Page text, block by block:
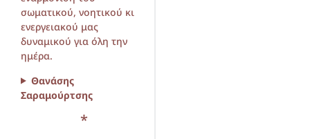
σωματικού, νοητικού κι
ενεργειακού μας
δυναμικού για όλη την
ημέρα.
Θανάσης
Σαραμούρτσης
*